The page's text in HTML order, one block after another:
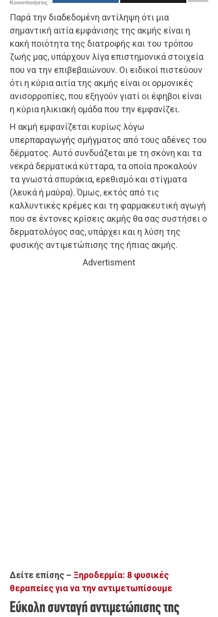
Κοινοποιήσεις
Παρά την διαδεδομένη αντίληψη ότι μια
σημαντική αιτία εμφάνισης της ακμής είναι η
κακή ποιότητα της διατροφής και του τρόπου
ζωής μας, υπάρχουν λίγα επιστημονικά στοιχεία
που να την επιβεβαιώνουν. Οι ειδικοί πιστεύουν
ότι η κύρια αιτία της ακμής είναι οι ορμονικές
ανισορροπίες, που εξηγούν γιατί οι έφηβοι είναι
η κύρια ηλικιακή ομάδα που την εμφανίζει.
Η ακμή εμφανίζεται κυρίως λόγω
υπερπαραγωγής σμήγματος από τους αδένες του
δέρματος. Αυτό συνδυάζεται με τη σκόνη και τα
νεκρά δερματικά κύτταρα, τα οποία προκαλούν
τα γνωστά σπυράκια, ερεθισμό και στίγματα
(λευκά ή μαύρα). Όμως, εκτός από τις
καλλυντικές κρέμες και τη φαρμακευτική αγωγή
που σε έντονες κρίσεις ακμής θα σας συστήσει ο
δερματολόγος σας, υπάρχει και η λύση της
φυσικής αντιμετώπισης της ήπιας ακμής.
Advertisment
Δείτε επίσης – Ξηροδερμία: 8 φυσικές
θεραπείες για να την αντιμετωπίσουμε
Εύκολη συνταγή αντιμετώπισης της